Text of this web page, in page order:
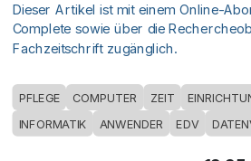
Dieser Artikel ist mit einem Online-
Complete sowie über die
Fachzeitschrift zugänglich.
PFLEGE COMPUTER ZEIT
INFORMATIK ANWENDER EDV